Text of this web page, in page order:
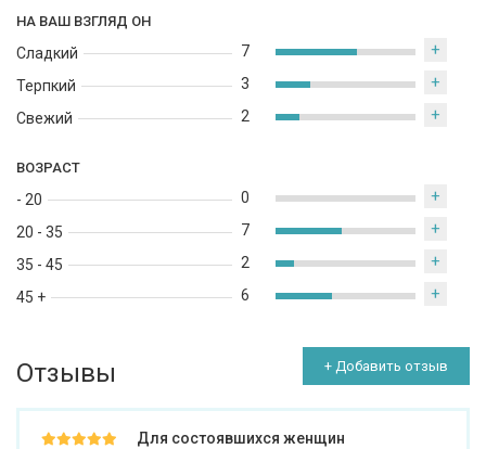
НА ВАШ ВЗГЛЯД ОН
Сладкий
Терпкий
Свежий
7 +
3 +
2 +
ВОЗРАСТ
- 20
20 - 35
35 - 45
45 +
0 +
7 +
2 +
6 +
Отзывы + Добавить отзыв
Для состоявшихся женщин